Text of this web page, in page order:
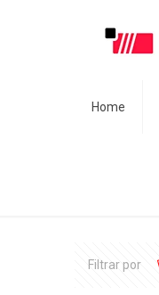
Home
Filtrar por